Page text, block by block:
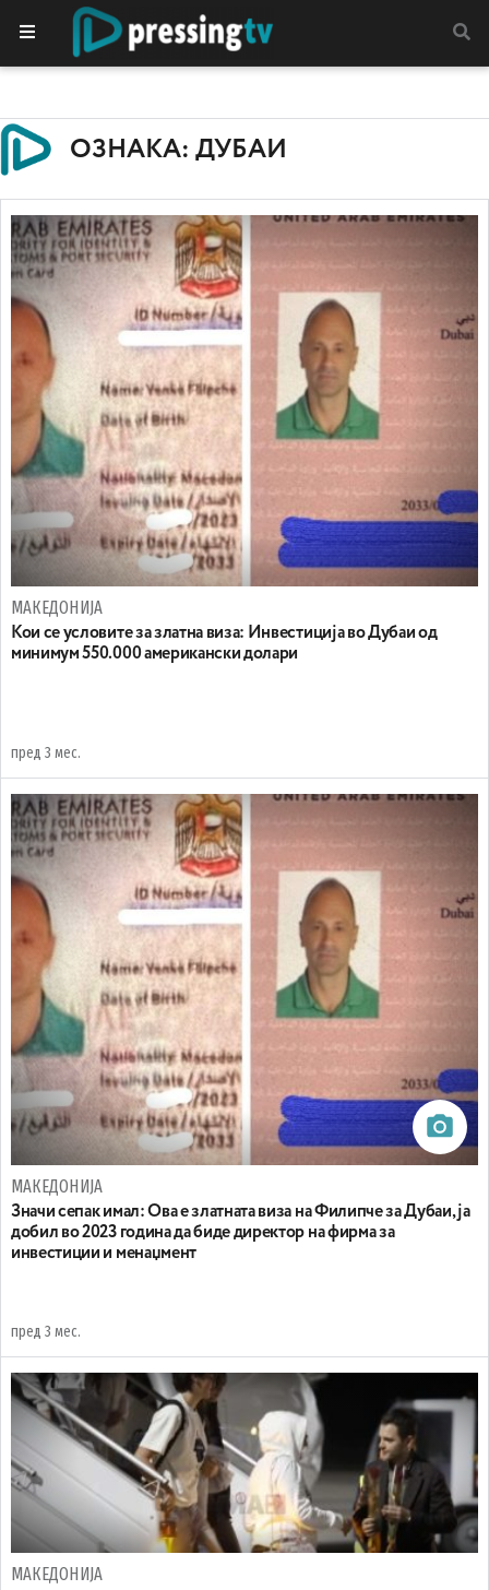
ОЗНАКА: ДУБАИ
МАКЕДОНИЈА
Кои се условите за златна виза: Инвестиција во Дубаи од
минимум 550.000 американски долари
пред 3 мес.
МАКЕДОНИЈА
Значи сепак имал: Ова е златната виза на Филипче за Дубаи, ја
добил во 2023 година да биде директор на фирма за
инвестиции и менаџмент
пред 3 мес.
МАКЕДОНИЈА